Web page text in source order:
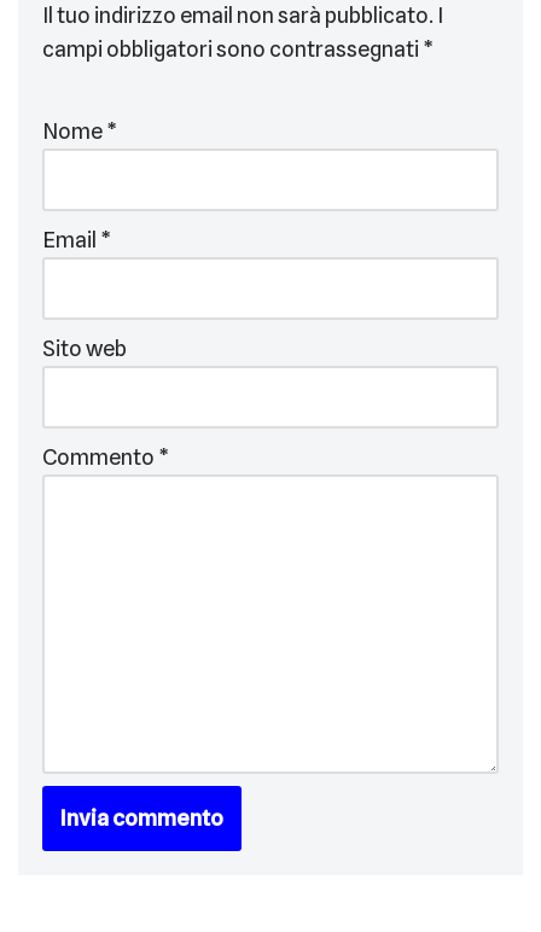
Il tuo indirizzo email non sarà pubblicato. I
campi obbligatori sono contrassegnati *
Nome*
Email *
Sito web
Commento *